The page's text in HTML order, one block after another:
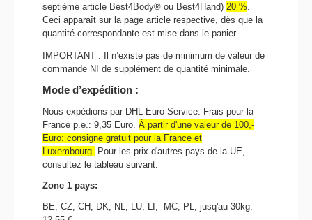
septième article Best4Body® ou Best4Hand) 20 %
Ceci apparaît sur la page article respective, dès que la
quantité correspondante est mise dans le panier.
IMPORTANT : Il n’existe pas de minimum de valeur de
commande NI de supplément de quantité minimale.
Mode d’expédition :
Nous expédions par DHL-Euro Service. Frais pour la
France p.e.: 9,35 Euro. À partir d'une valeur de 100,-
Euro: consigne gratuit pour la France et
Luxembourg. Pour les prix d'autres pays de la UE,
consultez le tableau suivant:
Zone 1 pays:
BE, CZ, CH, DK, NL, LU, LI,
MC, PL, jusq'au 30kg: